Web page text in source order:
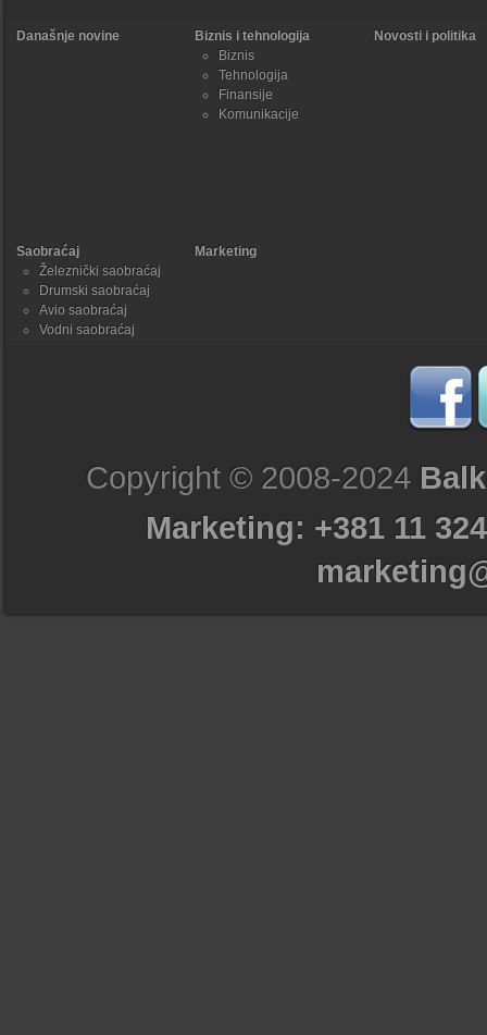
Današnje novine
Biznis i tehnologija
Biznis
Tehnologija
Finansije
Komunikacije
Novosti i politika
Saobraćaj
Železnički saobraćaj
Drumski saobraćaj
Avio saobraćaj
Vodni saobraćaj
Marketing
Copyright © 2008-2024
Marketing: +381 11